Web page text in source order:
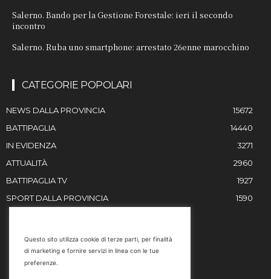
Salerno. Bando per la Gestione Forestale: ieri il secondo
incontro
Salerno. Ruba uno smartphone: arrestato 26enne marocchino
CATEGORIE POPOLARI
NEWS DALLA PROVINCIA
15672
BATTIPAGLIA
14440
IN EVIDENZA
3271
ATTUALITÀ
2960
BATTIPAGLIA TV
1927
SPORT DALLA PROVINCIA
1590
Email
Questo sito utilizza cookie di terze parti, per finalità
di marketing e fornire servizi in linea con le tue
preferenze.